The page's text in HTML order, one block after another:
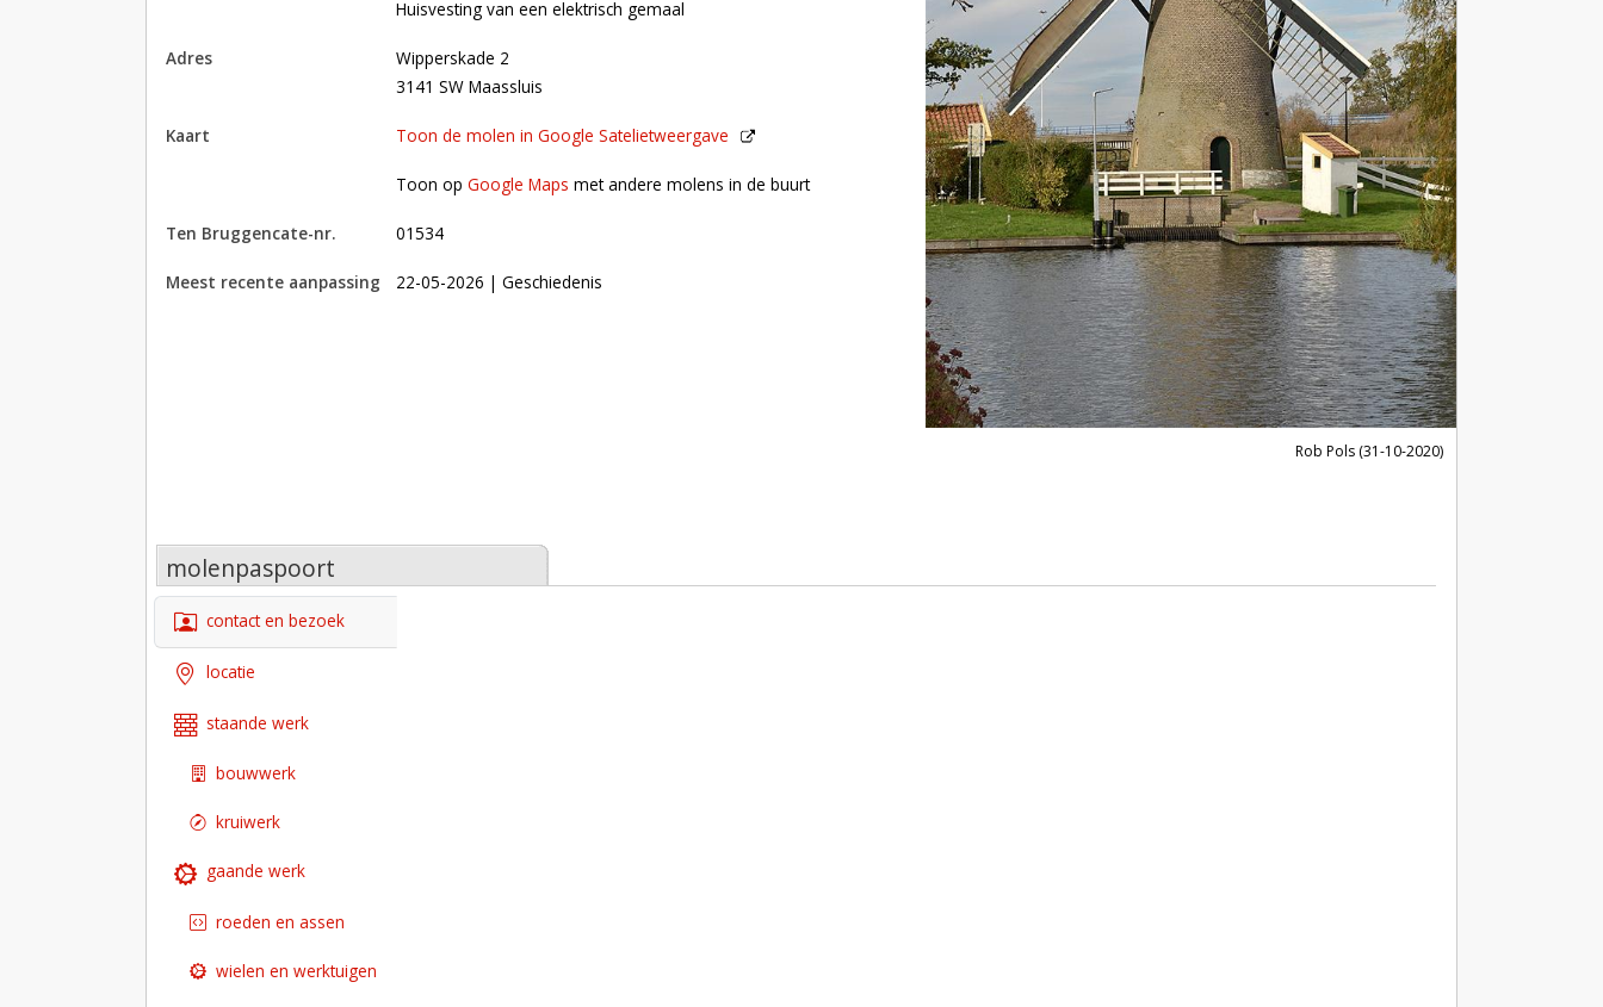
Huisvesting van een elektrisch gemaal
adres
Wipperskade 2
3141 SW Maassluis
kaart Toon de molen in Google Satelietweergave
Toon op Google Maps met andere molens in de buurt
Toon op Google Maps met andere molens in de buurt
Ten Bruggencate-nr. 01534
Meest recente aanpassing 22-05-2026 | Geschiedenis
Rob Pols (31-10-2020)
molenpaspoort
contact en bezoek
locatie
staande werk
bouwwerk
kruiwerk
gaande werk
roeden en assen
wielen en werktuigen